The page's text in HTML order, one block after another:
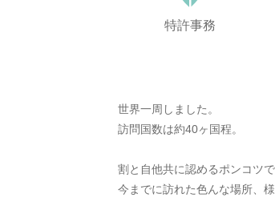
特許事務
世界一周しました。
訪問国数は約40ヶ国程。
割と自他共に認めるポンコツ
今までに訪れた色んな場所、